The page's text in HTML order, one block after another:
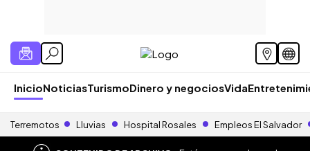
InicioNoticiasTurismoDinero y negociosVida
Terremotos Lluvias Hospital Rosales Empleos El Salvador